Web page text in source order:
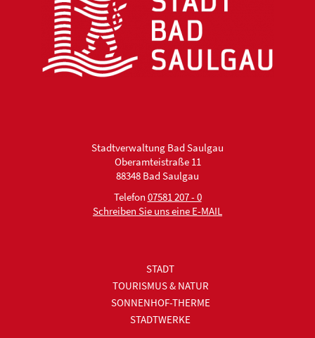
Stadtverwaltung Bad Saulgau
Oberamteistraße 11
88348 Bad Saulgau
Telefon 07581 207 - 0
Schreiben Sie uns eine E-MAIL
STADT
TOURISMUS & NATUR
SONNENHOF-THERME
STADTWERKE